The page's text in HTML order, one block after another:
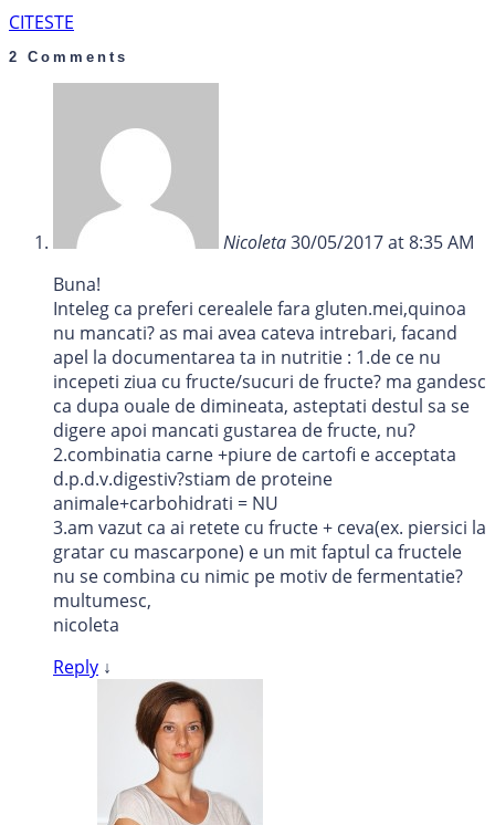
CITESTE
2 Comments
Nicoleta30/05/2017 at 8:35 AM
Buna!
Inteleg ca preferi cerealele fara gluten.mei,quinoa
nu mancati? as mai avea cateva intrebari, facand
apel la documentarea ta in nutritie : 1.de ce nu
incepeti ziua cu fructe/sucuri de fructe? ma gandesc
ca dupa ouale de dimineata, asteptati destul sa se
digere apoi mancati gustarea de fructe, nu?
2.combinatia carne +piure de cartofi e acceptata
d.p.d.v.digestiv?stiam de proteine
animale+carbohidrati = NU
3.am vazut ca ai retete cu fructe + ceva(ex. piersici la
gratar cu mascarpone) e un mit faptul ca fructele
nu se combina cu nimic pe motiv de fermentatie?
multumesc,
nicoleta
Reply ↓